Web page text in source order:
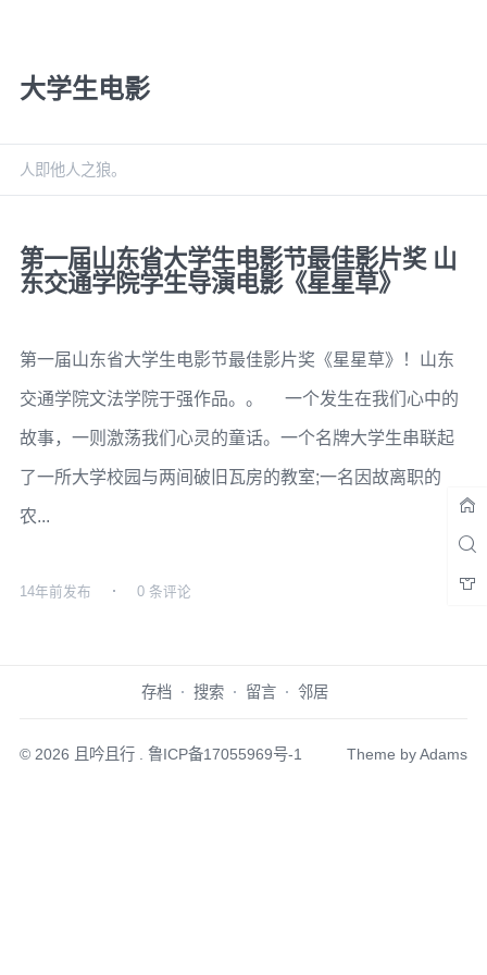
大学生电影
人即他人之狼。
第一届山东省大学生电影节最佳影片奖 山
东交通学院学生导演电影《星星草》
第一届山东省大学生电影节最佳影片奖《星星草》！山东
交通学院文法学院于强作品。。 一个发生在我们心中的
故事，一则激荡我们心灵的童话。一个名牌大学生串联起
了一所大学校园与两间破旧瓦房的教室;一名因故离职的
农...
14年前发布 0 条评论
存档 搜索 留言 邻居
© 2026 且吟且行 . 鲁ICP备17055969号-1 Theme byAdams